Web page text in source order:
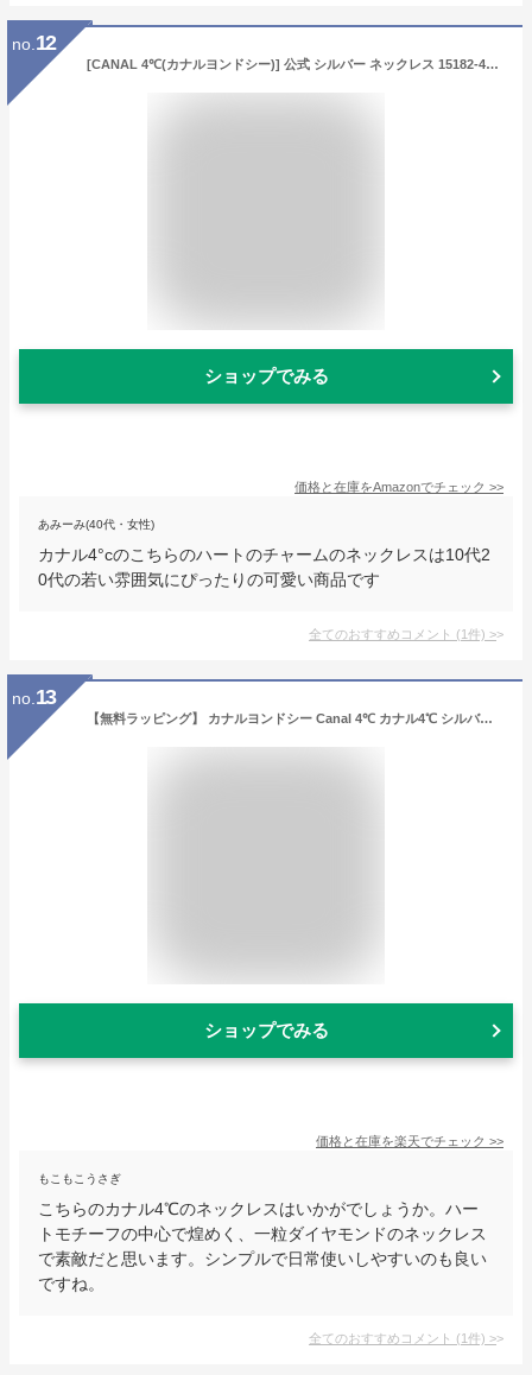
no. 12
[CANAL 4℃(カナルヨンドシー)] 公式 シルバー ネックレス 15182-412-1026-00-00
ショップでみる
価格と在庫をAmazonでチェック >>
あみーみ(40代・女性)
カナル4°cのこちらのハートのチャームのネックレスは10代2
0代の若い雰囲気にぴったりの可愛い商品です
全てのおすすめコメント (1件) >
no. 13
【無料ラッピング】 カナルヨンドシー Canal 4℃ カナル4℃ シルバー ネックレス ダイヤモンド ブランド 正規品 新品 ギフト プレゼント 人気 おすすめ 誕生日 記念日 クリスマス 送料無料
ショップでみる
価格と在庫を楽天でチェック >>
もこもこうさぎ
こちらのカナル4℃のネックレスはいかがでしょうか。ハー
トモチーフの中心で煌めく、一粒ダイヤモンドのネックレス
で素敵だと思います。シンプルで日常使いしやすいのも良い
ですね。
全てのおすすめコメント (1件) >